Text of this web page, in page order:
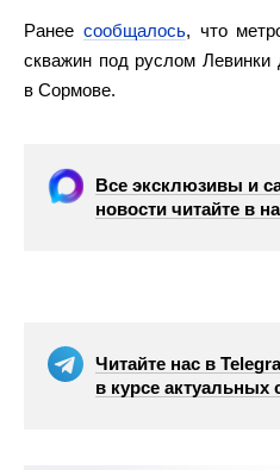
Ранее сообщалось, что
скважин под руслом Левинки
в Сормове.
Все эксклюзивы и
новости читайте в
Читайте нас в
в курсе актуальных